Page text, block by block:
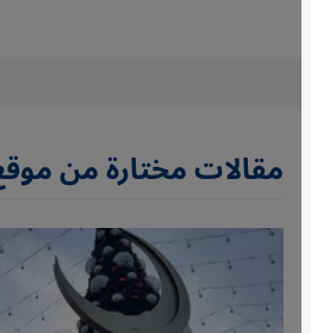
مقالات مختارة من